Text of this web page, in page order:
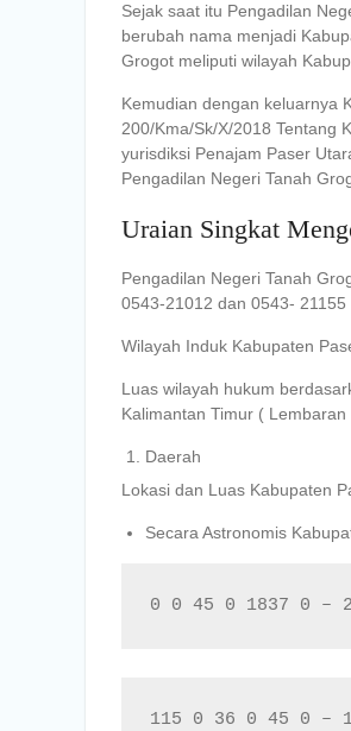
Sejak saat itu Pengadilan
berubah nama menjadi
Grogot meliputi wilayah
Kemudian dengan keluarnya
200/Kma/Sk/X/2018 Tentang
yurisdiksi Penajam Paser
Pengadilan Negeri Tanah
Uraian Singkat
Pengadilan Negeri Tanah
0543-21012 dan 0543-
Wilayah Induk Kabupaten
Luas wilayah hukum
Kalimantan Timur (
Daerah
Lokasi dan Luas Kabupaten
Secara Astronomis
0 0 45 0 1837 0
115 0 36 0 45 0 –